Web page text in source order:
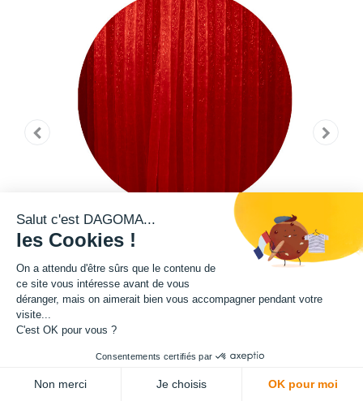
Cette bobine de filament de la teinte Pantone 3546 C fait partie de notre
composition, ce filament présente une exceptionnelle qualité en terme de
Salut c'est DAGOMA...
les Cookies !
On a attendu d'être sûrs que le contenu de
ce site vous intéresse avant de vous
déranger, mais on aimerait bien vous accompagner pendant votre
visite...
C'est OK pour vous ?
Consentements certifiés par
Non merci Je choisis OK pour moi